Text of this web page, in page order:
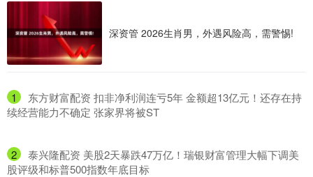
深资管 2026生肖男，外遇风险高，需警惕!
1
​东方财富配资 扣非净利润连亏5年 金额超13亿元！还存在持
续经营能力不确定 张家界将被ST
2
​泰兴隆配资 美股2天暴跌47万亿！瑞银财富管理大幅下调美
股评级和标普500指数年底目标